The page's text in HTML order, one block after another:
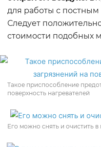
для работы с
Следует
стоимости подобных
Такое приспособление
поверхность нагревателей
Его можно снять и очистить